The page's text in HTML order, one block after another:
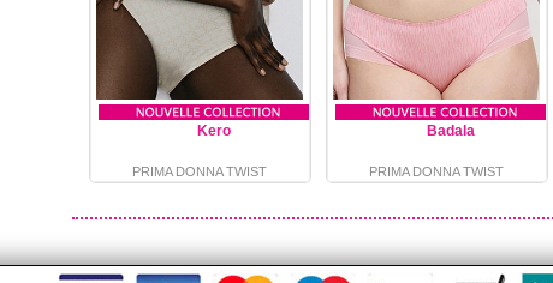
Kero
PRIMA DONNA TWIST
Badala
PRIMA DONNA TWIST